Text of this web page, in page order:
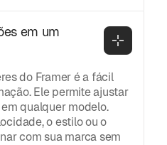
em um
do Framer é a fácil
Ele permite ajustar
qualquer modelo.
o estilo ou o
com sua marca sem